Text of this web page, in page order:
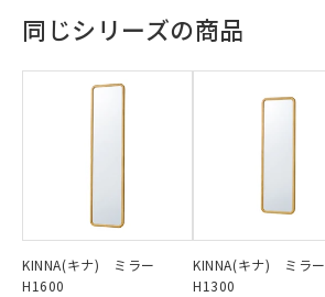
同じシリーズの商品
KINNA(キナ) ミラー
H1600
KINNA(キナ) ミラー
H1300